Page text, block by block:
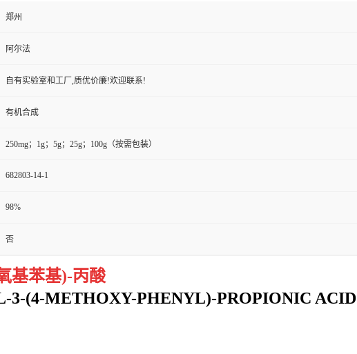
郑州
阿尔法
自有实验室和工厂,质优价廉!欢迎联系!
有机合成
250mg；1g；5g；25g；100g（按需包装）
682803-14-1
98%
否
基苯基)-丙酸
3-(4-METHOXY-PHENYL)-PROPIONIC ACID